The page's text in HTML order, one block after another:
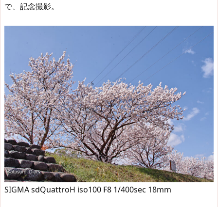
で、記念撮影。
SIGMA sdQuattroH iso100 F8 1/400sec 18mm